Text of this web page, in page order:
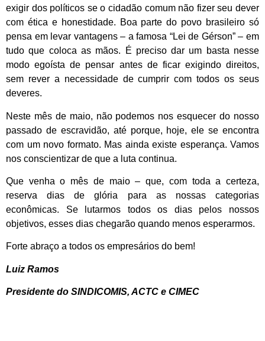
exigir dos políticos se o cidadão comum não fizer seu dever
com ética e honestidade. Boa parte do povo brasileiro só
pensa em levar vantagens – a famosa “Lei de Gérson” – em
tudo que coloca as mãos. É preciso dar um basta nesse
modo egoísta de pensar antes de ficar exigindo direitos,
sem rever a necessidade de cumprir com todos os seus
deveres.
Neste mês de maio, não podemos nos esquecer do nosso
passado de escravidão, até porque, hoje, ele se encontra
com um novo formato. Mas ainda existe esperança. Vamos
nos conscientizar de que a luta continua.
Que venha o mês de maio – que, com toda a certeza,
reserva dias de glória para as nossas categorias
econômicas. Se lutarmos todos os dias pelos nossos
objetivos, esses dias chegarão quando menos esperarmos.
Forte abraço a todos os empresários do bem!
Luiz Ramos
Presidente do SINDICOMIS, ACTC e CIMEC